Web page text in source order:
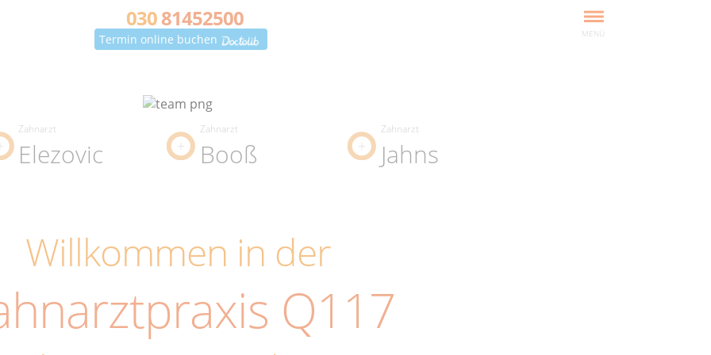
03081452500
MENÜ
Termin online buchen
Zahnarzt
Elezovic
Zahnarzt
Booß
Zahnarzt
Jahns
Willkommen in der
Q117